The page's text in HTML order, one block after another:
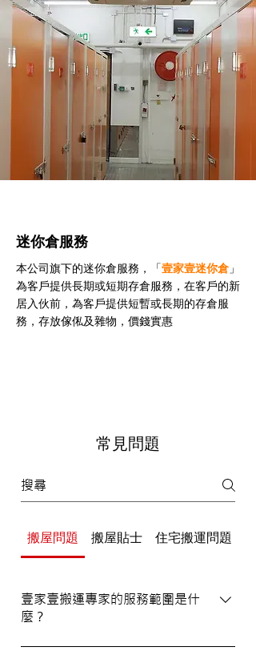
迷你倉服務
本公司旗下的迷你倉服務，「壹家壹迷你倉 」
為客戶提供長期或短期存倉服務，在客戶的新
居入伙前，為客戶提供短暫或長期的存倉服
務，存放傢俬及雜物，價錢實惠
常見問題
搬屋問題 搬屋貼士 住宅搬運問題
壹家壹搬運專家的服務範圍是什
麼？
壹家壹搬運專家的服務覆蓋港九及新界，無